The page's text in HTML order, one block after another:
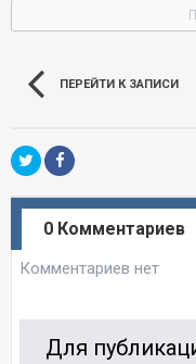
ПЕРЕЙТИ К ЗАПИСИ
0 Комментариев
Комментариев нет
Для